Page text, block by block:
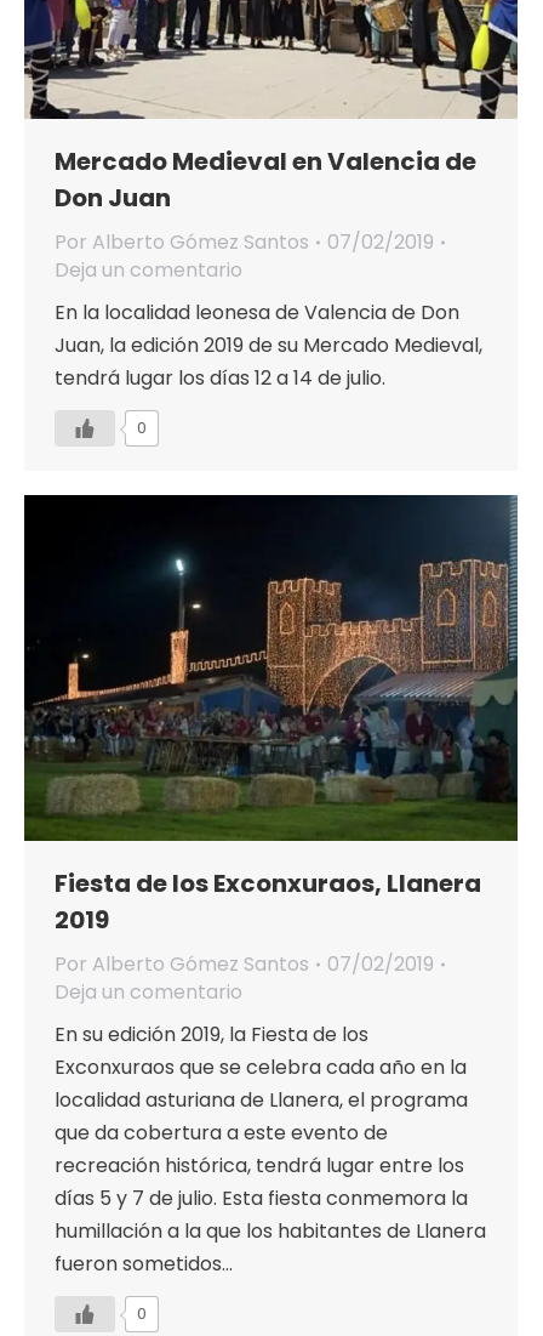
Mercado Medieval en Valencia de
Don Juan
Por Alberto Gómez Santos
07/02/2019
Deja un comentario
En la localidad leonesa de Valencia de Don
Juan, la edición 2019 de su Mercado Medieval,
tendrá lugar los días 12 a 14 de julio.
0
Fiesta de los Exconxuraos, Llanera
2019
Por Alberto Gómez Santos
07/02/2019
Deja un comentario
En su edición 2019, la Fiesta de los
Exconxuraos que se celebra cada año en la
localidad asturiana de Llanera, el programa
que da cobertura a este evento de
recreación histórica, tendrá lugar entre los
días 5 y 7 de julio. Esta fiesta conmemora la
humillación a la que los habitantes de Llanera
fueron sometidos…
0